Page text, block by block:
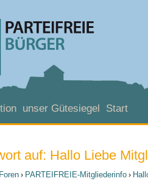
unser Gütesiegel Start
auf: Hallo Liebe
Foren › PARTEIFREIE-Mitgliederinfo ›